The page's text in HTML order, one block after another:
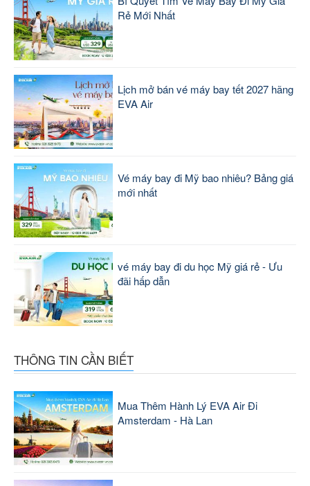
Rẻ Mới Nhất
Lịch mở bán vé máy bay tết 2027 hãng
EVA Air
Vé máy bay đi Mỹ bao nhiêu? Bảng giá
mới nhất
vé máy bay đi du học Mỹ giá rẻ - Ưu
đãi hấp dẫn
THÔNG TIN CẦN BIẾT
Mua Thêm Hành Lý EVA Air Đi
Amsterdam - Hà Lan